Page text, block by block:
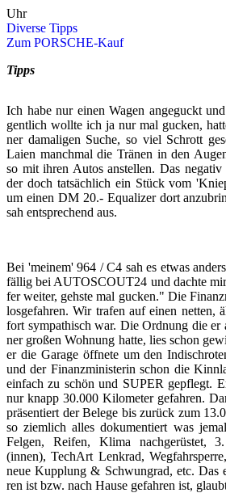
Uhr
Di­ver­se Tipps
Zum PORSCHE-​​​​​​​Kauf
Tipps
Ich habe nur einen Wagen an­ge­guckt
gent­lich woll­te ich ja nur mal gu­cken,
ner da­ma­li­gen Suche, so viel Schrott
Laien manch­mal die Trä­nen in den
so mit ihren Autos an­stel­len. Das
der doch tat­säch­lich ein Stück vom
um einen DM 20.- Equa­li­zer dort
sah ent­spre­chend aus.
Bei 'mei­nem' 964 / C4 sah es etwas
fäl­lig bei AU­TO­SCOUT24 und dach­te
fer wei­ter, gehs­te mal gu­cken." Die
los­ge­fah­ren. Wir tra­fen auf einen net­ten,
fort sym­pa­thisch war. Die Ord­nung die
ner gro­ßen Woh­nung hatte, lies schon
er die Ga­ra­ge öff­ne­te um den
und der Fi­nanz­mi­nis­te­rin schon die
ein­fach zu schön und SUPER ge­pflegt.
nur knapp 30.000 Ki­lo­me­ter ge­fah­ren.
prä­sen­tiert der Be­le­ge bis zu­rück zum
so ziem­lich alles do­ku­men­tiert was
Fel­gen, Rei­fen, Klima nach­ge­rüs­tet,
(innen), TechArt Lenk­rad,
neue Kupp­lung & Schwung­rad, etc. Das
ren ist bzw. nach Hause ge­fah­ren ist,